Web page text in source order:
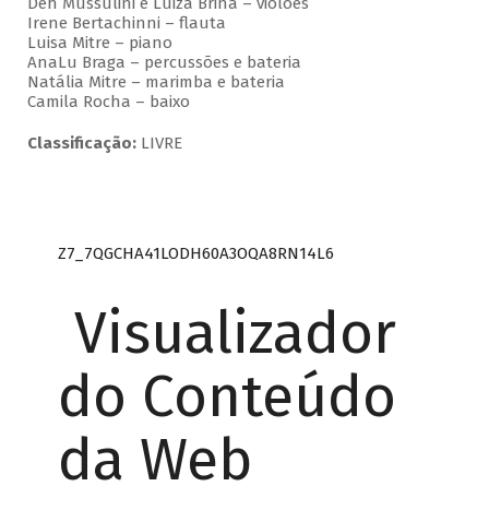
Irene Bertachinni – flauta
Luisa Mitre – piano
AnaLu Braga – percussões e bateria
Natália Mitre – marimba e bateria
Camila Rocha – baixo
Classificação:LIVRE
Z7_7QGCHA41LODH60A3OQA8RN14L6
Visualizador
do Conteúdo
da Web